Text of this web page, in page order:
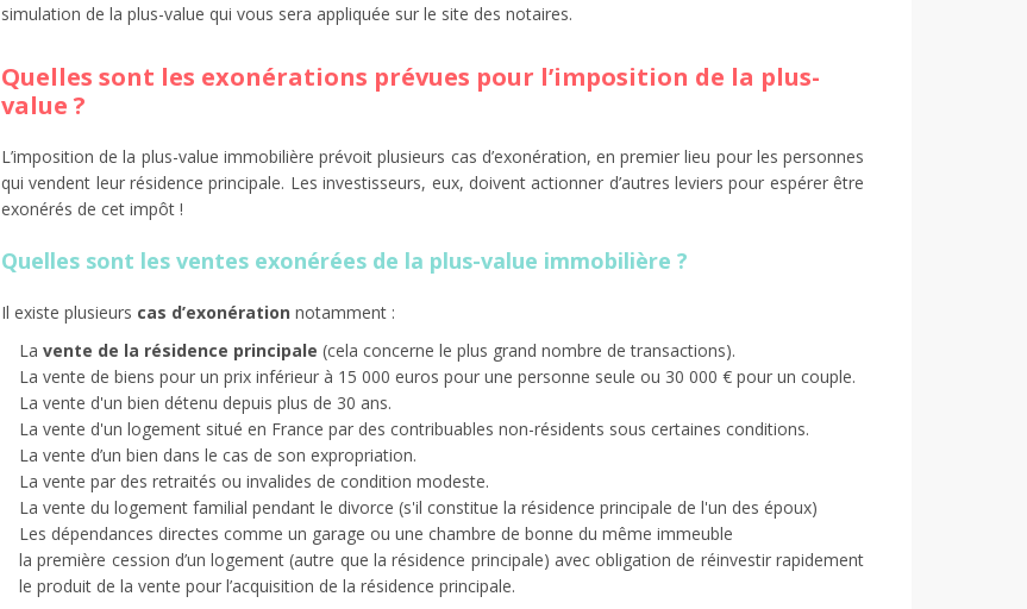
simulation de la plus-value qui vous sera appliquée sur le site des notaires.
Quelles sont les exonérations prévues pour l’imposition de la plus-
value ?
L’imposition de la plus-value immobilière prévoit plusieurs cas d’exonération, en premier lieu pour les personnes
qui vendent leur résidence principale. Les investisseurs, eux, doivent actionner d’autres leviers pour espérer être
exonérés de cet impôt !
Quelles sont les ventes exonérées de la plus-value immobilière ?
Il existe plusieurs cas d’exonération notamment :
La vente de la résidence principale (cela concerne le plus grand nombre de transactions).
La vente de biens pour un prix inférieur à 15 000 euros pour une personne seule ou 30 000 € pour un couple.
La vente d'un bien détenu depuis plus de 30 ans.
La vente d'un logement situé en France par des contribuables non-résidents sous certaines conditions.
La vente d’un bien dans le cas de son expropriation.
La vente par des retraités ou invalides de condition modeste.
La vente du logement familial pendant le divorce (s'il constitue la résidence principale de l'un des époux)
Les dépendances directes comme un garage ou une chambre de bonne du même immeuble
la première cession d’un logement (autre que la résidence principale) avec obligation de réinvestir rapidement
le produit de la vente pour l’acquisition de la résidence principale.